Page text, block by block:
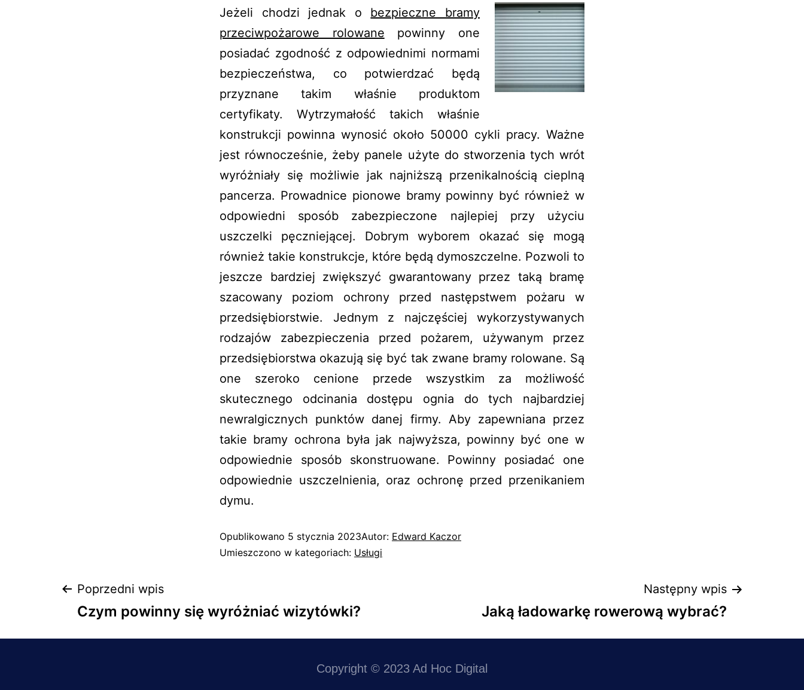
Jeżeli chodzi jednak o bezpieczne bramy
przeciwpożarowe rolowane powinny one
posiadać zgodność z odpowiednimi normami
bezpieczeństwa, co potwierdzać będą
przyznane takim właśnie produktom
certyfikaty. Wytrzymałość takich właśnie
konstrukcji powinna wynosić około 50000 cykli pracy. Ważne
jest równocześnie, żeby panele użyte do stworzenia tych wrót
wyróżniały się możliwie jak najniższą przenikalnością cieplną
pancerza. Prowadnice pionowe bramy powinny być również w
odpowiedni sposób zabezpieczone najlepiej przy użyciu
uszczelki pęczniejącej. Dobrym wyborem okazać się mogą
również takie konstrukcje, które będą dymoszczelne. Pozwoli to
jeszcze bardziej zwiększyć gwarantowany przez taką bramę
szacowany poziom ochrony przed następstwem pożaru w
przedsiębiorstwie. Jednym z najczęściej wykorzystywanych
rodzajów zabezpieczenia przed pożarem, używanym przez
przedsiębiorstwa okazują się być tak zwane bramy rolowane. Są
one szeroko cenione przede wszystkim za możliwość
skutecznego odcinania dostępu ognia do tych najbardziej
newralgicznych punktów danej firmy. Aby zapewniana przez
takie bramy ochrona była jak najwyższa, powinny być one w
odpowiednie sposób skonstruowane. Powinny posiadać one
odpowiednie uszczelnienia, oraz ochronę przed przenikaniem
dymu.
Opublikowano 5 stycznia 2023Autor: Edward Kaczor
Umieszczono w kategoriach: Usługi
Poprzedni wpis
Czym powinny się wyróżniać wizytówki?
Następny wpis
Jaką ładowarkę rowerową wybrać?
Copyright © 2023 Ad Hoc Digital